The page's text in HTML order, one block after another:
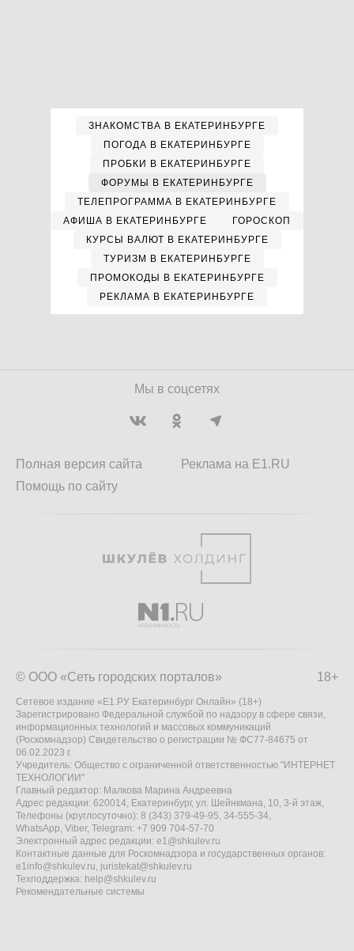
ЗНАКОМСТВА В ЕКАТЕРИНБУРГЕ
ПОГОДА В ЕКАТЕРИНБУРГЕ
ПРОБКИ В ЕКАТЕРИНБУРГЕ
ФОРУМЫ В ЕКАТЕРИНБУРГЕ
ТЕЛЕПРОГРАММА В ЕКАТЕРИНБУРГЕ
АФИША В ЕКАТЕРИНБУРГЕ
ГОРОСКОП
КУРСЫ ВАЛЮТ В ЕКАТЕРИНБУРГЕ
ТУРИЗМ В ЕКАТЕРИНБУРГЕ
ПРОМОКОДЫ В ЕКАТЕРИНБУРГЕ
РЕКЛАМА В ЕКАТЕРИНБУРГЕ
Мы в соцсетях
Полная версия сайта
Помощь по сайту
Реклама на E1.RU
18+
© ООО «Сеть городских порталов»
Сетевое издание «Е1.РУ Екатеринбург Онлайн» (18+)
Зарегистрировано Федеральной службой по надзору в сфере связи,
информационных технологий и массовых коммуникаций
(Роскомнадзор) Свидетельство о регистрации № ФС77-84675 от
06.02.2023 г.
Учредитель: Общество с ограниченной ответственностью "ИНТЕРНЕТ
ТЕХНОЛОГИИ"
Главный редактор: Малкова Марина Андреевна
Адрес редакции: 620014, Екатеринбург, ул. Шейнкмана, 10, 3-й этаж,
Телефоны (круглосуточно): 8 (343) 379-49-95, 34-555-34,
WhatsApp, Viber, Telegram: +7 909 704-57-70
Электронный адрес редакции: e1@shkulev.ru
Контактные данные для Роскомнадзора и государственных органов:
e1info@shkulev.ru, juristekat@shkulev.ru
Техподдержка: help@shkulev.ru
Рекомендательные системы